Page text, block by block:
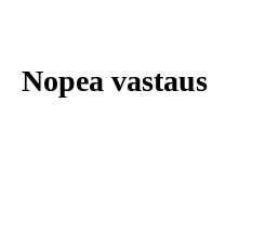
Nopea vastaus